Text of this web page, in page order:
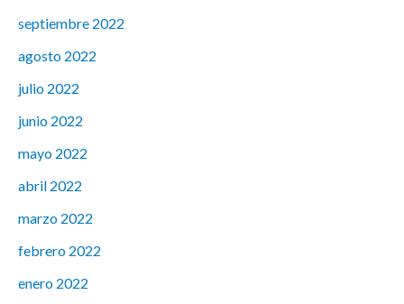
septiembre 2022
agosto 2022
julio 2022
junio 2022
mayo 2022
abril 2022
marzo 2022
febrero 2022
enero 2022